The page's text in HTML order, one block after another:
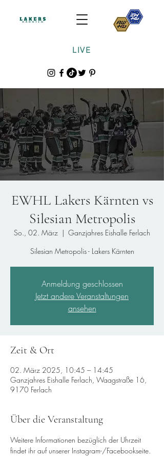
LIVE
EWHL Lakers Kärnten vs
Silesian Metropolis
So., 02. März
  |
Ganzjahres Eishalle Ferlach
Silesian Metropolis - Lakers Kärnten
Anmeldung geschlossen
Jetzt andere Veranstaltungen
ansehen
Zeit & Ort
02. März 2025, 10:45 – 14:45
Ganzjahres Eishalle Ferlach, Waagstraße 16,
9170 Ferlach
Über die Veranstaltung
Weitere Informationen bezüglich der Uhrzeit
findet ihr auf unserer Instagram-/Facebookseite.